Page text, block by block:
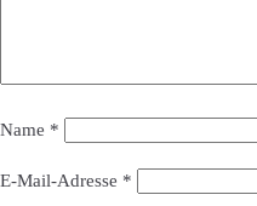
Name *
E-Mail-Adresse *